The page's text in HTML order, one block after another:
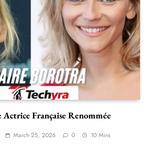
Française Renommée
March 25, 2026 0 10 Mins